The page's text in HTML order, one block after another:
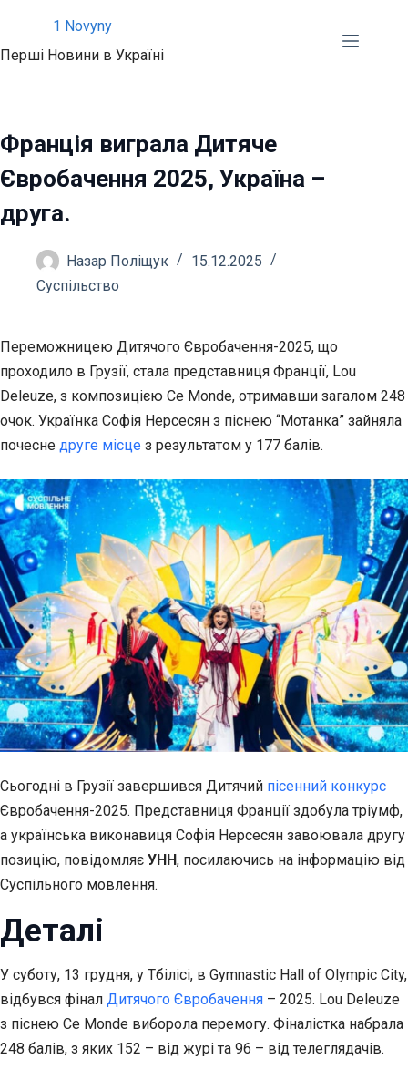
вмісту
1 Novyny
Перші Новини в Україні
Франція виграла Дитяче
Євробачення 2025, Україна –
друга.
Назар Поліщук
15.12.2025
Суспільство
Переможницею Дитячого Євробачення-2025, що
проходило в Грузії, стала представниця Франції, Lou
Deleuze, з композицією Ce Monde, отримавши загалом 248
очок. Українка Софія Нерсесян з піснею “Мотанка” зайняла
почесне друге місце з результатом у 177 балів.
Сьогодні в Грузії завершився Дитячий пісенний конкурс
Євробачення-2025. Представниця Франції здобула тріумф,
а українська виконавиця Софія Нерсесян завоювала другу
позицію, повідомляє УНН, посилаючись на інформацію від
Суспільного мовлення.
Деталі
У суботу, 13 грудня, у Тбілісі, в Gymnastic Hall of Olympic City,
відбувся фінал Дитячого Євробачення – 2025. Lou Deleuze
з піснею Ce Monde виборола перемогу. Фіналістка набрала
248 балів, з яких 152 – від журі та 96 – від телеглядачів.